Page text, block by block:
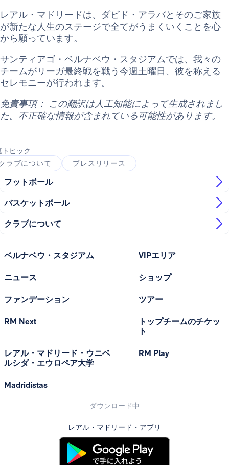
レアル・マドリードは、ダビド・アラバとそのご家族
が新たな人生のステージで全てがうまくいくことを心
から願っています。
サンティアゴ・ベルナベウ・スタジアムでは、我々の
チームがリーガ最終戦を戦う今週土曜日、彼を称える
セレモニーが行われます。
免責事項： この翻訳は人工知能によって生成されまし
た。不正確な情報が含まれている可能性があります。
トピック
ラブについて
プレスリリース
フットボール
バスケットボール
クラブについて
ベルナベウ・スタジアム
ニュース
ファンデーション
RM Next
レアル・マドリード・ウニベ
ルシダ・エウロペア大学
Madridistas
VIPエリア
ショップ
ツアー
トップチームのチケッ
ト
RM Play
ダウンロード中
レアル・マドリード・アプリ